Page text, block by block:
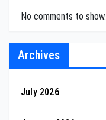
No comments to show.
Archives
July 2026